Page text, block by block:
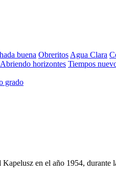
buena Obreritos Agua Clara
Abriendo horizontes Tiempos
grado
Kapelusz en el año 1954, durante